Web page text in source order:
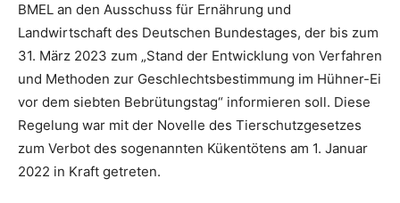
BMEL an den Ausschuss für Ernährung und
Landwirtschaft des Deutschen Bundestages, der bis zum
31. März 2023 zum „Stand der Entwicklung von Verfahren
und Methoden zur Geschlechtsbestimmung im Hühner-Ei
vor dem siebten Bebrütungstag“ informieren soll. Diese
Regelung war mit der Novelle des Tierschutzgesetzes
zum Verbot des sogenannten Kükentötens am 1. Januar
2022 in Kraft getreten.